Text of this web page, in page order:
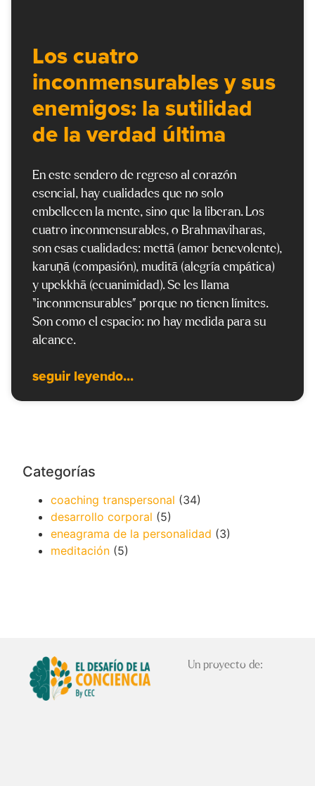
Los cuatro
inconmensurables y sus
enemigos: la sutilidad
de la verdad última
En este sendero de regreso al corazón
esencial, hay cualidades que no solo
embellecen la mente, sino que la liberan. Los
cuatro inconmensurables, o Brahmaviharas,
son esas cualidades: mettā (amor benevolente),
karuṇā (compasión), muditā (alegría empática)
y upekkhā (ecuanimidad). Se les llama
“inconmensurables” porque no tienen límites.
Son como el espacio: no hay medida para su
alcance.
seguir leyendo...
Categorías
coaching transpersonal (34)
desarrollo corporal (5)
eneagrama de la personalidad (3)
meditación (5)
Un proyecto de: